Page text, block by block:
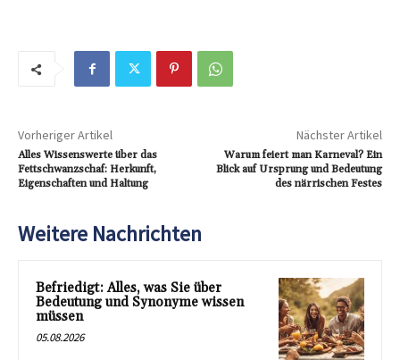
Vorheriger Artikel
Alles Wissenswerte über das
Fettschwanzschaf: Herkunft,
Eigenschaften und Haltung
Nächster Artikel
Warum feiert man Karneval? Ein
Blick auf Ursprung und Bedeutung
des närrischen Festes
Weitere Nachrichten
Befriedigt: Alles, was Sie über
Bedeutung und Synonyme wissen
müssen
05.08.2026